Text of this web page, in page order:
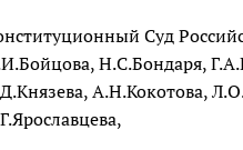
Суд
Н.С.Бондаря,
А.Н.Кокотова,